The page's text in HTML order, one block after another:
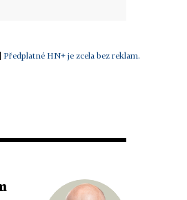
| Předplatné HN+ je zcela bez reklam.